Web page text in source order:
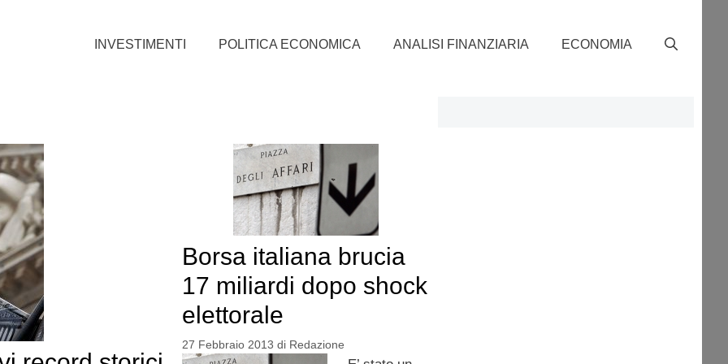
INVESTIMENTI POLITICA ECONOMICA ANALISI FINANZIARIA ECONOMIA
Borsa italiana brucia
17 miliardi dopo shock
elettorale
27 Febbraio 2013 di Redazione